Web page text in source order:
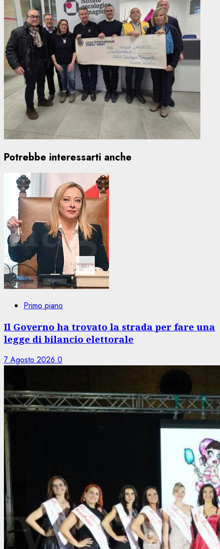
Potrebbe interessarti anche
Primo piano
Il Governo ha trovato la strada per fare una
legge di bilancio elettorale
7 Agosto 2026 0